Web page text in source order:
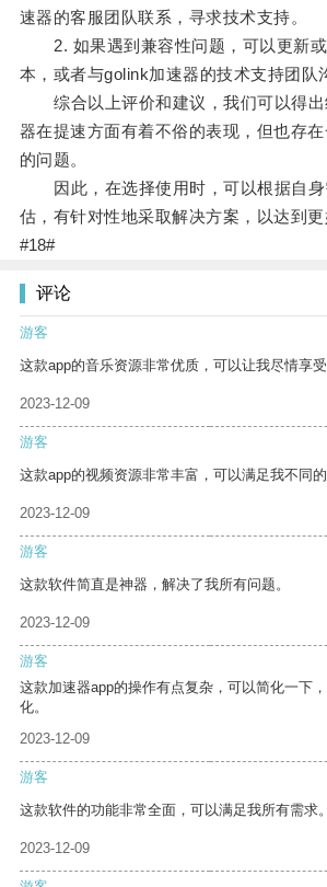
速器的客服团队联系，寻求技术支持。
2. 如果遇到兼容性问题，可以更新或
本，或者与golink加速器的技术支持团队
综合以上评价和建议，我们可以得出
器在提速方面有着不俗的表现，但也存在
的问题。
因此，在选择使用时，可以根据自身
估，有针对性地采取解决方案，以达到更
#18#
评论
游客
这款app的音乐资源非常优质，可以让我尽情享受
2023-12-09
游客
这款app的视频资源非常丰富，可以满足我不同的
2023-12-09
游客
这款软件简直是神器，解决了我所有问题。
2023-12-09
游客
这款加速器app的操作有点复杂，可以简化一下
化。
2023-12-09
游客
这款软件的功能非常全面，可以满足我所有需求。
2023-12-09